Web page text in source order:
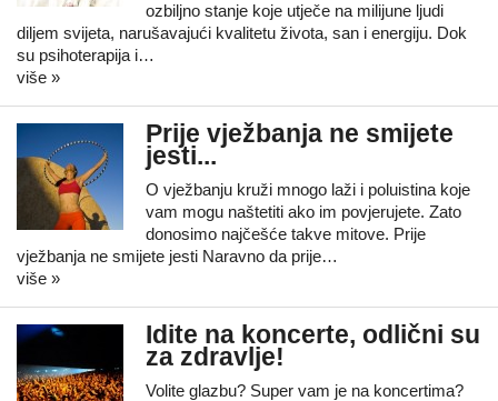
ozbiljno stanje koje utječe na milijune ljudi
diljem svijeta, narušavajući kvalitetu života, san i energiju. Dok
su psihoterapija i…
više »
Prije vježbanja ne smijete
jesti...
O vježbanju kruži mnogo laži i poluistina koje
vam mogu naštetiti ako im povjerujete. Zato
donosimo najčešće takve mitove. Prije
vježbanja ne smijete jesti Naravno da prije…
više »
Idite na koncerte, odlični su
za zdravlje!
Volite glazbu? Super vam je na koncertima?